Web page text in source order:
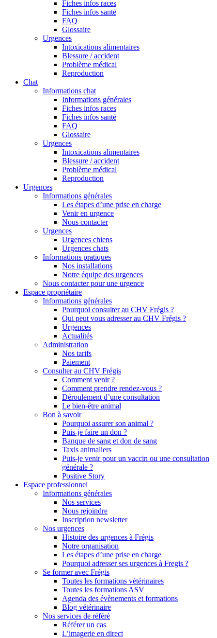
Fiches infos races
Fiches infos santé
FAQ
Glossaire
Urgences
Intoxications alimentaires
Blessure / accident
Problème médical
Reproduction
Chat
Informations chat
Informations générales
Fiches infos races
Fiches infos santé
FAQ
Glossaire
Urgences
Intoxications alimentaires
Blessure / accident
Problème médical
Reproduction
Urgences
Informations générales
Les étapes d’une prise en charge
Venir en urgence
Nous contacter
Urgences
Urgences chiens
Urgences chats
Informations pratiques
Nos installations
Notre équipe des urgences
Nous contacter pour une urgence
Espace propriétaire
Informations générales
Pourquoi consulter au CHV Frégis ?
Qui peut vous adresser au CHV Frégis ?
Urgences
Actualités
Administration
Nos tarifs
Paiement
Consulter au CHV Frégis
Comment venir ?
Comment prendre rendez-vous ?
Déroulement d’une consultation
Le bien-être animal
Bon à savoir
Pourquoi assurer son animal ?
Puis-je faire un don ?
Banque de sang et don de sang
Taxis animaliers
Puis-je venir pour un vaccin ou une consultation
générale ?
Positive Story
Espace professionnel
Informations générales
Nos services
Nous rejoindre
Inscription newsletter
Nos urgences
Histoire des urgences à Frégis
Notre organisation
Les étapes d’une prise en charge
Pourquoi adresser ses urgences à Fregis ?
Se former avec Frégis
Toutes les formations vétérinaires
Toutes les formations ASV
Agenda des évènements et formations
Blog vétérinaire
Nos services de référé
Référer un cas
L’imagerie en direct